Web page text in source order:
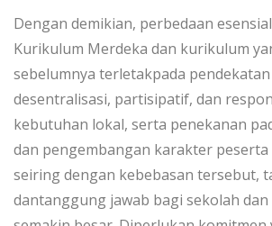
Dengan demikian, perbedaan
Kurikulum Merdeka dan kurikulum
sebelumnya terletakpada
desentralisasi, partisipatif, dan
kebutuhan lokal, serta penekanan
dan pengembangan karakter peserta
seiring dengan kebebasan tersebut,
dantanggung jawab bagi sekolah